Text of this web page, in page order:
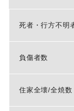
死者・行方不明
負傷者数
住家全壊/全焼数